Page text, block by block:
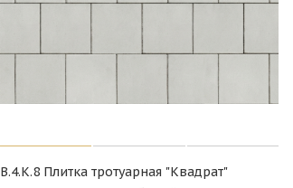
В.4.К.8 Плитка тротуарная "Квадрат"